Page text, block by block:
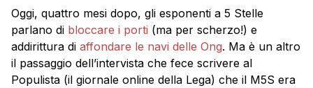
Oggi, quattro mesi dopo, gli esponenti a 5 Stelle
parlano di bloccare i porti (ma per scherzo!) e
addirittura di affondare le navi delle Ong. Ma è un altro
il passaggio dell’intervista che fece scrivere al
Populista (il giornale online della Lega) che il M5S era